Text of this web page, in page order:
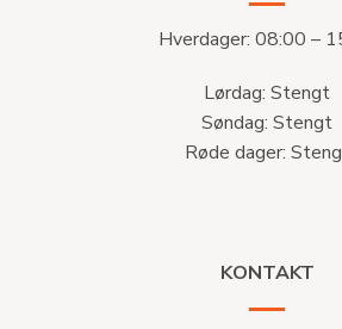
Hverdager: 08:00 –
Lørdag: Stengt
Søndag: Stengt
Røde dager:
KONTAKT